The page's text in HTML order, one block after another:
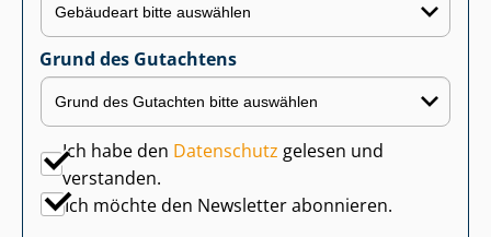
Grund des Gutachtens
Ich habe den Datenschutz gelesen und
verstanden.
Ich möchte den Newsletter abonnieren.